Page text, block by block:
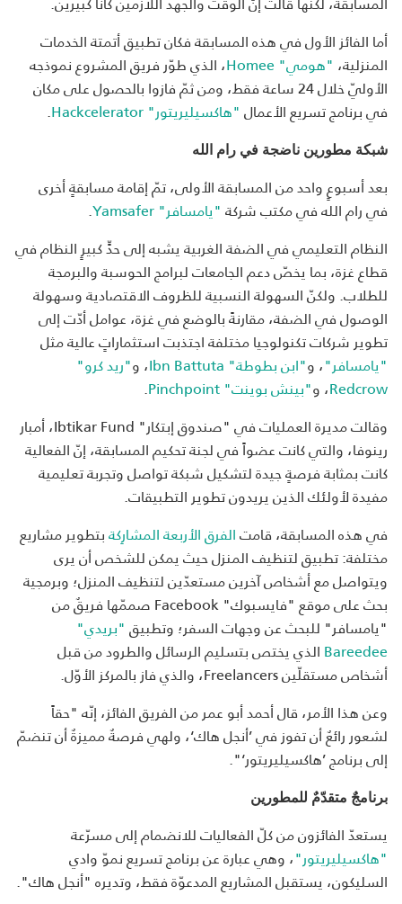
أما الفائز الأول في هذه المسابقة فكان تطبيق أتمتة الخدمات
المنزلية، "هومي" Homee
، الذي طوّر فريق المشروع نموذجه
الأوليّ خلال 24 ساعة فقط، ومن ثمّ فازوا بالحصول على مكان
في برنامج تسريع الأعمال"هاكسيليريتور" Hackcelerator .
شبكة مطورين ناضجة في رام الله
بعد أسبوعٍ واحد من المسابقة الأولى، تمّ إقامة مسابقةٍ أخرى
في رام الله في مكتب شركة"يامسافر" Yamsafer
.
النظام التعليمي في الضفة الغربية يشبه إلى حدٍّ كبيرٍ النظام في
قطاع غزة، بما يخصّ دعم الجامعات لبرامج الحوسبة والبرمجة
للطلاب. ولكنّ السهولة النسبية للظروف الاقتصادية وسهولة
الوصول في الضفة، مقارنةً بالوضع في غزة، عوامل أدّت إلى
تطوير شركات تكنولوجيا مختلفة اجتذبت استثماراتٍ عالية مثل
"يامسافر"، و"ابن بطوطة" Ibn Battuta ، و"ريد كرو"
Redcrow، و"بينش بوينت" Pinchpoint
.
وقالت مديرة العمليات في "صندوق إبتكار" Ibtikar Fund، أمبار
رينوفا، والتي كانت عضواً في لجنة تحكيم المسابقة، إنّ الفعالية
كانت بمثابة فرصةٍ جيدة لتشكيل شبكة تواصل وتجربة تعليمية
مفيدة لأولئك الذين يريدون تطوير التطبيقات.
في هذه المسابقة، قامتالفرق الأربعة المشارِكةبتطوير مشاريع
مختلفة: تطبيق لتنظيف المنزل حيث يمكن للشخص أن يرى
ويتواصل مع أشخاص آخرين مستعدّين لتنظيف المنزل؛ وبرمجية
بحث على موقع "فايسبوك" Facebook صممّها فريقٌ من
"يامسافر" للبحث عن وجهات السفر؛ وتطبيق"بريدي"
Bareedeeالذي يختص بتسليم الرسائل والطرود من قبل
أشخاص مستقلّين Freelancers، والذي فاز بالمركز الأوّل.
وعن هذا الأمر، قال أحمد أبو عمر من الفريق الفائز، إنّه "حقاً
لشعور رائعٌ أن تفوز في ’أنجل هاك‘، ولهي فرصةٌ مميزةٌ أن تنضمّ
إلى برنامج ’هاكسيليريتور‘".
برنامجٌ متقدّمٌ للمطورين
يستعدّ الفائزون من كلّ الفعاليات للانضمام إلى مسرّعة
"هاكسيليريتور"، وهي عبارة عن برنامج تسريع نموّ وادي
السليكون، يستقبل المشاريع المدعوّة فقط، وتديره "أنجل هاك".